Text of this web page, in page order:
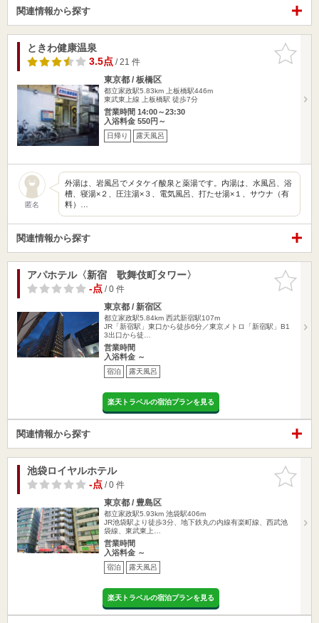
関連情報から探す
お気に入
りに追加
ときわ健康温泉
3.5点/ 21 件
東京都 / 板橋区
都立家政駅5.83km
上板橋駅446m
東武東上線 上板橋駅 徒歩7分
営業時間 14:00～23:30
入浴料金 550円～
日帰り 露天風呂
匿名
外湯は、岩風呂でメタケイ酸泉と薬湯です。内湯は、水風呂、浴
槽、寝湯×２、圧注湯×３、電気風呂、打たせ湯×１、サウナ（有
料）…
関連情報から探す
お気に入
りに追加
アパホテル〈新宿 歌舞伎町タワー〉
-点/ 0 件
東京都 / 新宿区
都立家政駅5.84km 西武新宿駅107m
JR「新宿駅」東口から徒歩6分／東京メトロ「新宿駅」B1
3出口から徒…
営業時間
入浴料金 ～
宿泊 露天風呂
楽天トラベルの宿泊プランを見る
関連情報から探す
お気に入
りに追加
池袋ロイヤルホテル
-点/ 0 件
東京都 / 豊島区
都立家政駅5.93km 池袋駅406m
JR池袋駅より徒歩3分、地下鉄丸の内線有楽町線、西武池
袋線、東武東上…
営業時間
入浴料金 ～
宿泊 露天風呂
楽天トラベルの宿泊プランを見る